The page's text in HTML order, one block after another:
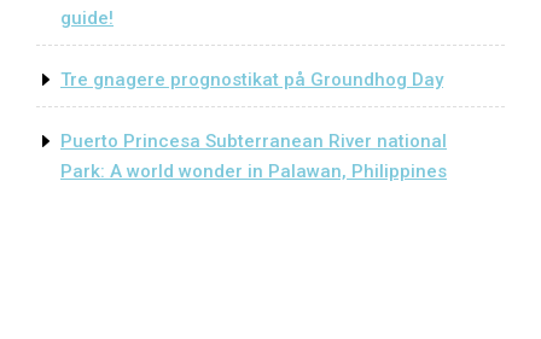
guide!
Tre gnagere prognostikat på Groundhog Day
Puerto Princesa Subterranean River national
Park: A world wonder in Palawan, Philippines